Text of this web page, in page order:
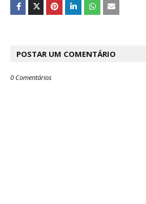
POSTAR UM COMENTÁRIO
0 Comentários